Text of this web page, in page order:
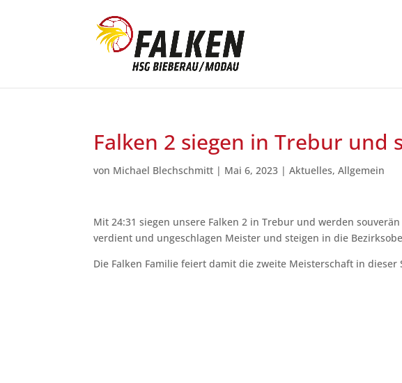
Falken 2 siegen in Trebur und
von Michael Blechschmitt | Mai 6, 2023 |Aktuelles,Allgemein
Mit 24:31 siegen unsere Falken 2 in Trebur und werden
verdient und ungeschlagen Meister und steigen in die
Die Falken Familie feiert damit die zweite Meisterschaft in dieser